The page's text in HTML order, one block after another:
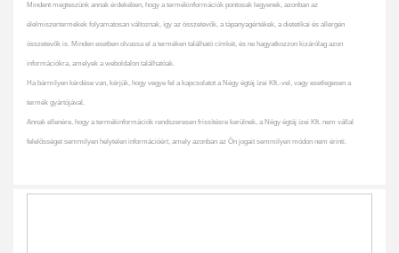
Mindent megteszünk annak érdekében, hogy a termékinformációk pontosak legyenek, azonban az
élelmiszertermékek folyamatosan változnak, így az összetevők, a tápanyagértékek, a dietetikai és allergén
összetevők is. Minden esetben olvassa el a terméken található címkét, és ne hagyatkozzon kizárólag azon
információkra, amelyek a weboldalon találhatóak.
Ha bármilyen kérdése van, kérjük, hogy vegye fel a kapcsolatot a Négy égtáj ízei Kft.-vel, vagy esetlegesen a
termék gyártójával.
Annak ellenére, hogy a termékinformációk rendszeresen frissítésre kerülnek, a Négy égtáj ízei Kft. nem vállal
felelősséget semmilyen helytelen információért, amely azonban az Ön jogait semmilyen módon nem érinti.